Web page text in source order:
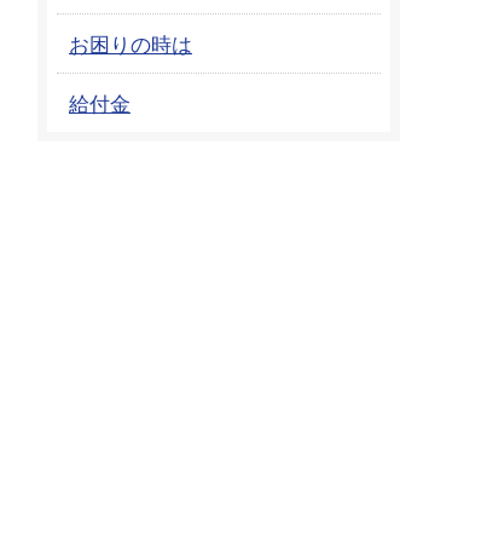
お困りの時は
給付金